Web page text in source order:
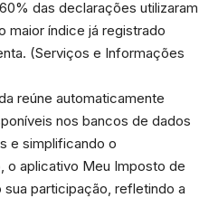
das declarações utilizaram
maior índice já registrado
(Serviços e Informações
reúne automaticamente
nos bancos de dados
e simplificando o
o aplicativo Meu Imposto de
sua participação, refletindo a